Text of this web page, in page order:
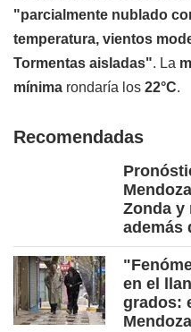
"parcialmente nublado
temperatura, vientos
Tormentas aisladas". La
mínima rondaría los 22°C.
Recomendadas
Zonda y
además
en el
grados: